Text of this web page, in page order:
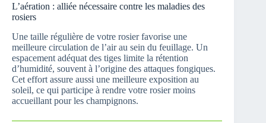
L’aération : alliée nécessaire contre les maladies des
rosiers
Une taille régulière de votre rosier favorise une
meilleure circulation de l’air au sein du feuillage. Un
espacement adéquat des tiges limite la rétention
d’humidité, souvent à l’origine des attaques fongiques.
Cet effort assure aussi une meilleure exposition au
soleil, ce qui participe à rendre votre rosier moins
accueillant pour les champignons.